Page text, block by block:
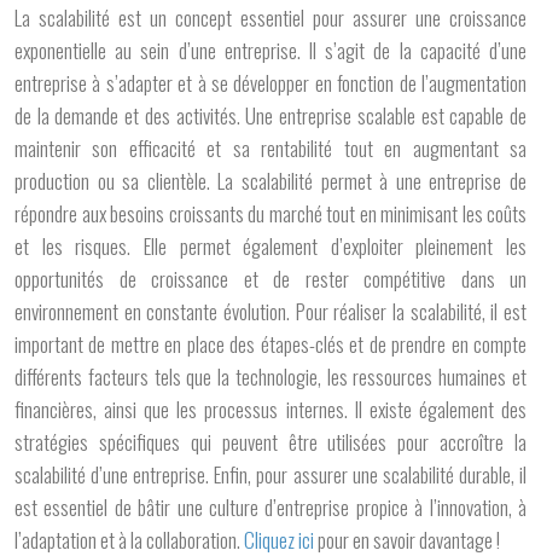
La scalabilité est un concept essentiel pour assurer une croissance
exponentielle au sein d’une entreprise. Il s’agit de la capacité d’une
entreprise à s’adapter et à se développer en fonction de l’augmentation
de la demande et des activités. Une entreprise scalable est capable de
maintenir son efficacité et sa rentabilité tout en augmentant sa
production ou sa clientèle. La scalabilité permet à une entreprise de
répondre aux besoins croissants du marché tout en minimisant les coûts
et les risques. Elle permet également d’exploiter pleinement les
opportunités de croissance et de rester compétitive dans un
environnement en constante évolution. Pour réaliser la scalabilité, il est
important de mettre en place des étapes-clés et de prendre en compte
différents facteurs tels que la technologie, les ressources humaines et
financières, ainsi que les processus internes. Il existe également des
stratégies spécifiques qui peuvent être utilisées pour accroître la
scalabilité d’une entreprise. Enfin, pour assurer une scalabilité durable, il
est essentiel de bâtir une culture d’entreprise propice à l’innovation, à
l’adaptation et à la collaboration.Cliquez icipour en savoir davantage !